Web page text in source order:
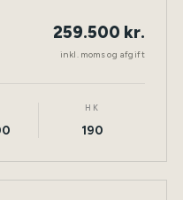
DIESEL TØNDER
259.500 kr.
inkl. moms og afgift
HK
190